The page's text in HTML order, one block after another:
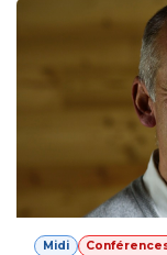
Midi